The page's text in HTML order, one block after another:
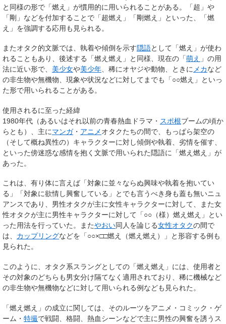
と同様の形で「燃え」が慣用的に用いられることがある。「超」や
「剛」などを付加することで「超燃え」「剛燃え」といった、「燃
え」を強調する応用も見られる。
またオタク的文脈では、執着や傾倒を示す隠語として「燃え」が使わ
れることもあり、後述する「燃え燃え」と同様、現在の「萌え 」の用
法に近い形で、 美少女や美少年 、稀にオヤジや動物、ときに メカなど
の非生物や無機物、現象や状況などに対してまでも「○○燃え」といっ
た形で用いられることがある。
使用されるに至った経緯
1980年代（あるいはそれ以前の青春熱血ドラマ・ スポ根ブームの頃か
らとも）、主にマンガ・ アニメオタクたちの間で、もっぱら架空の
（そして概ね異性の）キャラクターに対し傾倒や執着、劣情を催す、
といった傍迷惑な感情を抱く文脈で用いられた隠語に「燃え燃え」が
あった。
これは、有り体に言えば「対象に並々ならぬ興味や執着を抱いてい
る」「対象に欲情し興奮している」とでも言うべき身も蓋も無いニュ
アンスであり、男性オタクが主に女性キャラクターに対して、また女
性オタクが主に男性キャラクターに対して「○○（様）燃え燃え」とい
った用法を行っていた。またやおい同人を論じる女性オタクの間で
は、 カップリングなどを「○○×□□燃え（燃え燃え）」と形容する例も
見られた。
このように、オタク系スラングとしての「燃え燃え」には、使用者と
その対象のどちらも男女分け隔てなく適用されており、稀に機械など
の非生物や無機物などに対して用いられる例なども見られた。
「燃え燃え」の成立に関しては、そのルーツをアニメ・コミック・ゲ
ーム・ 特撮で戦闘、格闘、熱血シーンなどで主に男性の興奮を誘うス